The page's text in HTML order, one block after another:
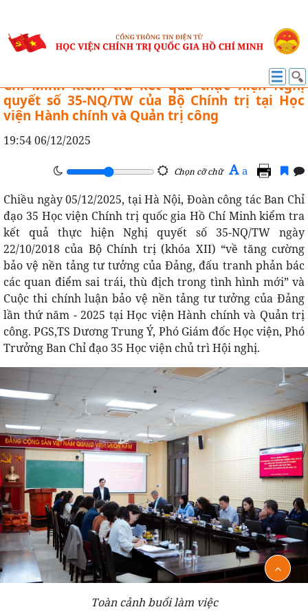
HỌC VIỆN TRỰC THUỘC
Ban Chỉ đạo 35 Học viện Chính trị quốc gia Hồ
Chí Minh kiểm tra kết quả thực hiện Nghị
quyết số 35-NQ/TW của Bộ Chính trị tại Học
viện Hành chính và Quản trị công
19:54 06/12/2025
Chọn cỡ chữ A a
Chiều ngày 05/12/2025, tại Hà Nội, Đoàn công tác Ban Chỉ
đạo 35 Học viện Chính trị quốc gia Hồ Chí Minh kiểm tra
kết quả thực hiện Nghị quyết số 35-NQ/TW ngày
22/10/2018 của Bộ Chính trị (khóa XII) “về tăng cường
bảo vệ nền tảng tư tưởng của Đảng, đấu tranh phản bác
các quan điểm sai trái, thù địch trong tình hình mới” và
Cuộc thi chính luận bảo vệ nền tảng tư tưởng của Đảng
lần thứ năm - 2025 tại Học viện Hành chính và Quản trị
công. PGS,TS Dương Trung Ý, Phó Giám đốc Học viện, Phó
Trưởng Ban Chỉ đạo 35 Học viện chủ trì Hội nghị.
Toàn cảnh buổi làm việc